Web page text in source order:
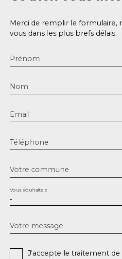
Merci de remplir le formulaire,
vous dans les plus brefs délais.
Prénom
Nom
Email
Téléphone
Votre commune
-
Vous souhaitez
Votre message
J'accepte le traitement